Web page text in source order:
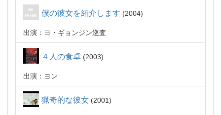
僕の彼女を紹介します 2004
出演：ヨ・ギョンジン巡査
４人の食卓 2003
出演：ヨン
猟奇的な彼女 2001